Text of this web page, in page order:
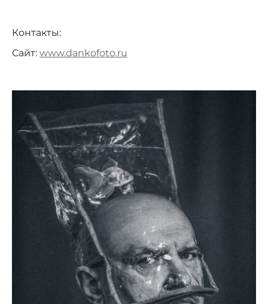
Контакты:
Сайт: www.dankofoto.ru